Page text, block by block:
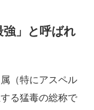
」と呼ばれ
（特にアスペル
る猛毒の総称で